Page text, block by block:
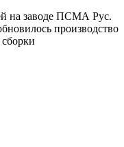
на заводе ПСМА Рус.
производство